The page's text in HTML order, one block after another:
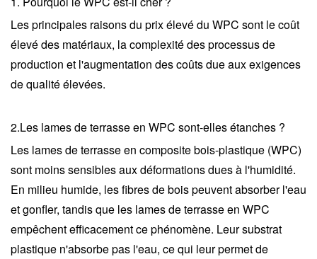
Les principales raisons du prix élevé du WPC sont le coût
élevé des matériaux, la complexité des processus de
production et l'augmentation des coûts due aux exigences
de qualité élevées.
2.Les lames de terrasse en WPC sont-elles étanches ?
Les lames de terrasse en composite bois-plastique (WPC)
sont moins sensibles aux déformations dues à l'humidité.
En milieu humide, les fibres de bois peuvent absorber l'eau
et gonfler, tandis que les lames de terrasse en WPC
empêchent efficacement ce phénomène. Leur substrat
plastique n'absorbe pas l'eau, ce qui leur permet de